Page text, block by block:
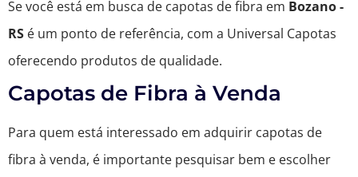
Se você está em busca de capotas de fibra em Bozano -
RS é um ponto de referência, com a Universal Capotas
oferecendo produtos de qualidade.
Capotas de Fibra à Venda
Para quem está interessado em adquirir capotas de
fibra à venda, é importante pesquisar bem e escolher